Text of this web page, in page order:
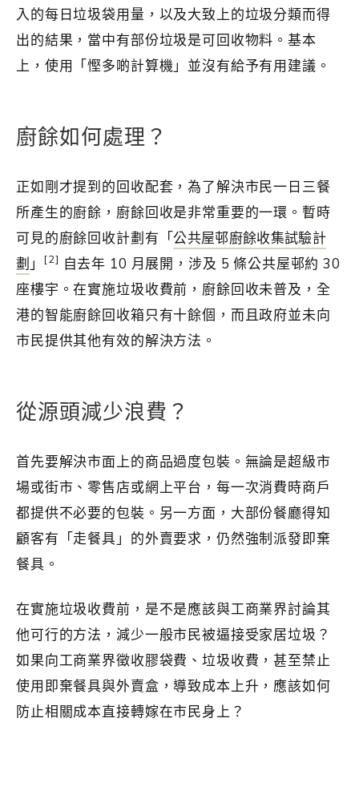
入的每日垃圾袋用量，以及大致上的垃圾分類而得
出的結果，當中有部份垃圾是可回收物料。基本
上，使用「慳多啲計算機」並沒有給予有用建議。
廚餘如何處理？
正如剛才提到的回收配套，為了解決市民一日三餐
所產生的廚餘，廚餘回收是非常重要的一環。暫時
可見的廚餘回收計劃有「公共屋邨廚餘收集試驗計
劃」[2] 自去年 10 月展開，涉及 5 條公共屋邨約 30
座樓宇。在實施垃圾收費前，廚餘回收未普及，全
港的智能廚餘回收箱只有十餘個，而且政府並未向
市民提供其他有效的解決方法。
從源頭減少浪費？
首先要解決市面上的商品過度包裝。無論是超級市
場或街市、零售店或網上平台，每一次消費時商戶
都提供不必要的包裝。另一方面，大部份餐廳得知
顧客有「走餐具」的外賣要求，仍然強制派發即棄
餐具。
在實施垃圾收費前，是不是應該與工商業界討論其
他可行的方法，減少一般市民被逼接受家居垃圾？
如果向工商業界徵收膠袋費、垃圾收費，甚至禁止
使用即棄餐具與外賣盒，導致成本上升，應該如何
防止相關成本直接轉嫁在市民身上？